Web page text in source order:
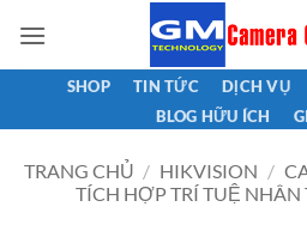
qua
nội
SHOP TIN TỨC DỊCH VỤ
BLOG HỮU ÍCH
TRANG CHỦ / HIKVISION /
TÍCH HỢP TRÍ TUỆ NHÂN